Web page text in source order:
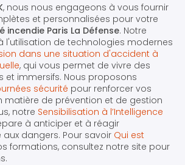
, nous nous engageons à vous fournir
et personnalisées pour votre
Paris La Défense. Notre
l'utilisation de technologies modernes
dans une situation d'accident à
, qui vous permet de vivre des
et immersifs. Nous proposons
sécurité pour renforcer vos
matière de prévention et de gestion
notre Sensibilisation à l’Intelligence
à anticiper et à réagir
dangers. Pour savoir Qui est
formations, consultez notre site pour